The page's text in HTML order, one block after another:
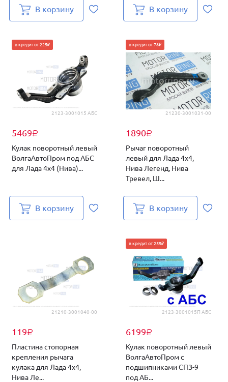
В корзину В корзину
2123-3001015 АБС
5469₽
в кредит от 225₽
Кулак поворотный левый
ВолгаАвтоПром под АБС
для Лада 4х4 (Нива)...
В корзину
21230-3001031-00
1890₽
в кредит от 78₽
Рычаг поворотный
левый для Лада 4х4,
Нива Легенд, Нива
Тревел, Ш...
В корзину
21210-3001040-00
119₽
Пластина стопорная
крепления рычага
кулака для Лада 4х4,
Нива Ле...
2123-3001015П АБС
6199₽
в кредит от 255₽
Кулак поворотный левый
ВолгаАвтоПром с
подшипниками СПЗ-9
под АБ...